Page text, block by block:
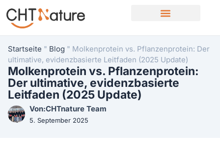
Startseite " Blog " Molkenprotein vs. Pflanzenprotein: Der
ultimative, evidenzbasierte Leitfaden (2025 Update)
Molkenprotein vs. Pflanzenprotein:
Der ultimative, evidenzbasierte
Leitfaden (2025 Update)
Von:CHTnature Team
5. September 2025